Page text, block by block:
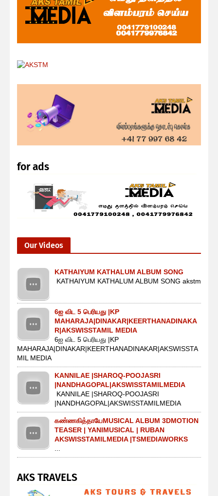
for ads
Our Videos
KATHAIYUM KATHALUM ALBUM SONG
KATHAIYUM KATHALUM ALBUM SONG akstm
6ஐ விட 5 பெரியது |KP
MAHARAJA|DINAKAR|KEERTHANADINAKA
R|AKSWISSTAMIL MEDIA
6ஐ விட 5 பெரியது |KP
MAHARAJA|DINAKAR|KEERTHANADINAKAR|AKSWISSTA
MIL MEDIA
KANNILAE |SHAROQ-POOJASRI
|NANDHAGOPAL|AKSWISSTAMILMEDIA
KANNILAE |SHAROQ-POOJASRI
|NANDHAGOPAL|AKSWISSTAMILMEDIA
கண்ணகித்தாயேMUSICAL ALBUM 3DMOTION
TEASER | YANIMUSICAL | RUBAN
AKSWISSTAMILMEDIA |TSMEDIAWORKS
AKS TRAVELS